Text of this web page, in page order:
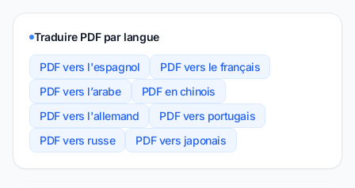
Traduire PDF par langue
PDF vers l'espagnol
PDF vers le français
PDF vers l’arabe
PDF en chinois
PDF vers l'allemand
PDF vers portugais
PDF vers russe
PDF vers japonais